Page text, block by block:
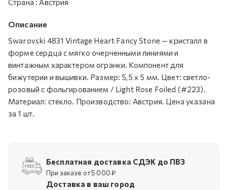
Страна : Австрия
Описание
Swarovski 4831 Vintage Heart Fancy Stone — кристалл в
форме сердца с мягко очерченными линиями и
винтажным характером огранки. Компонент для
бижутерии и вышивки. Размер: 5,5 x 5 мм. Цвет: светло-
розовый с фольгированием / Light Rose Foiled (#223).
Материал: стекло. Производство: Австрия. Цена указана
за 1 шт.
Бесплатная доставка СДЭК до ПВЗ
При заказе от 5 000 ₽
Доставка в ваш город